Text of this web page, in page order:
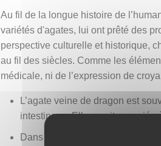
Au fil de la longue histoire de
variétés d'agates, lui ont prêté des
perspective culturelle et historique,
au fil des siècles. Comme les
médicale, ni de l’expression de
L’agate veine de dragon est
intestinaux. Elle serait associée
Dans le cadre des pratiques